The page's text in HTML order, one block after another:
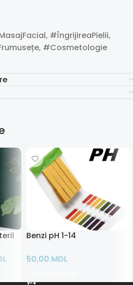
#ÎngrijireaPielii,
#Cosmetologie
Benzi pH 1-14
50,00 MDL